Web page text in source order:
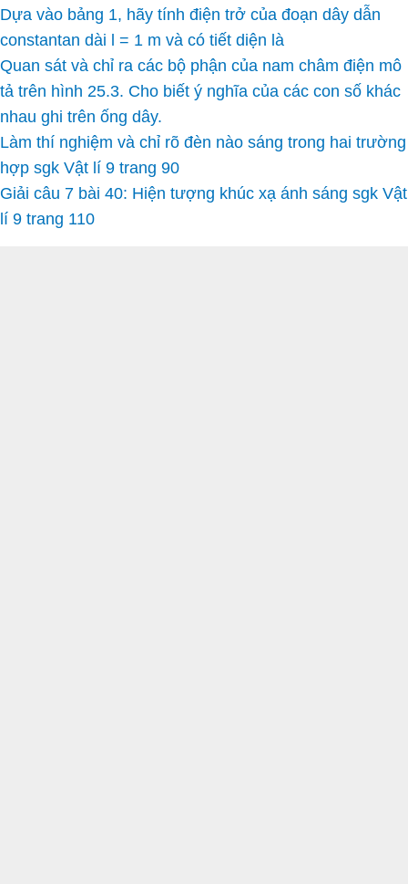
Dựa vào bảng 1, hãy tính điện trở của đoạn dây dẫn
constantan dài l = 1 m và có tiết diện là
Quan sát và chỉ ra các bộ phận của nam châm điện mô
tả trên hình 25.3. Cho biết ý nghĩa của các con số khác
nhau ghi trên ống dây.
Làm thí nghiệm và chỉ rõ đèn nào sáng trong hai trường
hợp sgk Vật lí 9 trang 90
Giải câu 7 bài 40: Hiện tượng khúc xạ ánh sáng sgk Vật
lí 9 trang 110